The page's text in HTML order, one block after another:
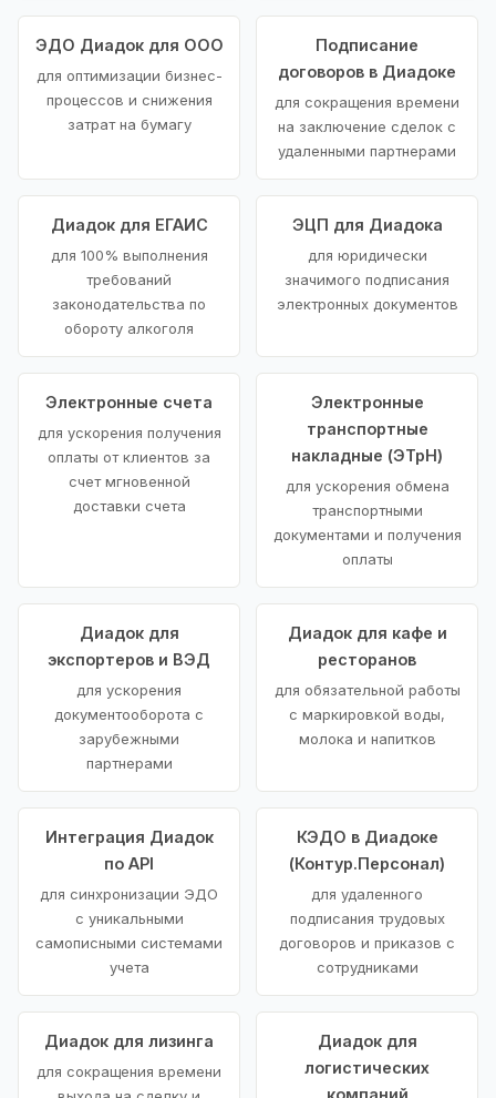
ЭДО Диадок для ООО
для оптимизации бизнес-
процессов и снижения
затрат на бумагу
Подписание
договоров в Диадоке
для сокращения времени
на заключение сделок с
удаленными партнерами
Диадок для ЕГАИС
для 100% выполнения
требований
законодательства по
обороту алкоголя
ЭЦП для Диадока
для юридически
значимого подписания
электронных документов
Электронные счета
для ускорения получения
оплаты от клиентов за
счет мгновенной
доставки счета
Электронные
транспортные
накладные (ЭТрН)
для ускорения обмена
транспортными
документами и получения
оплаты
Диадок для
экспортеров и ВЭД
для ускорения
документооборота с
зарубежными
партнерами
Диадок для кафе и
ресторанов
для обязательной работы
с маркировкой воды,
молока и напитков
Интеграция Диадок
по API
для синхронизации ЭДО
с уникальными
самописными системами
учета
КЭДО в Диадоке
(Контур.Персонал)
для удаленного
подписания трудовых
договоров и приказов с
сотрудниками
Диадок для лизинга
для сокращения времени
Диадок для
логистических